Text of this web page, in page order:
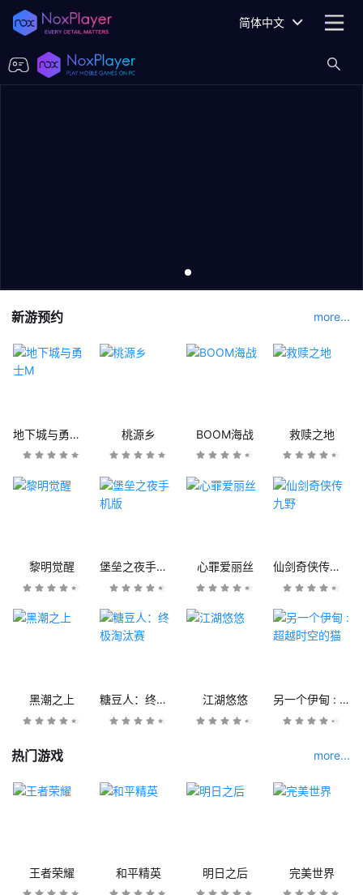
简体中文
新游预约 more...
地下城与勇士M 桃源乡 BOOM海战 救赎之地
黎明觉醒 堡垒之夜手机版 心罪爱丽丝 仙剑奇侠传九野
黑潮之上 糖豆人：终极淘汰赛 江湖悠悠 另一个伊甸 : 超越时空的猫
热门游戏 more...
王者荣耀 和平精英 明日之后 完美世界